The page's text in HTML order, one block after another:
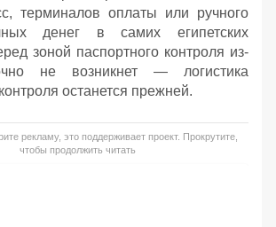
терминалов оплаты или ручного
денег в самих египетских
зоной паспортного контроля из-
не возникнет — логистика
останется прежней.
рекламу, это поддерживает проект. Прокрутите,
чтобы продолжить читать